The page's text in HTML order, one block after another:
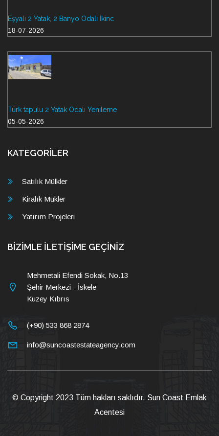
Eşyalı 2 Yatak, 2 Banyo Odalı İkinc
18-07-2026
Türk tapulu 2 Yatak Odalı Yenileme
05-05-2026
KATEGORİLER
Satılık Mülkler
Kiralık Mükler
Yatırım Projeleri
BİZİMLE İLETİŞİME GEÇİNİZ
Mehmetali Efendi Sokak, No.13
Şehir Merkezi - İskele
Kuzey Kıbrıs
(+90) 533 868 2874
info@suncoastestateagency.com
© Copyright 2023 Tüm hakları saklıdır. Sun Coast Emlak
Acentesi